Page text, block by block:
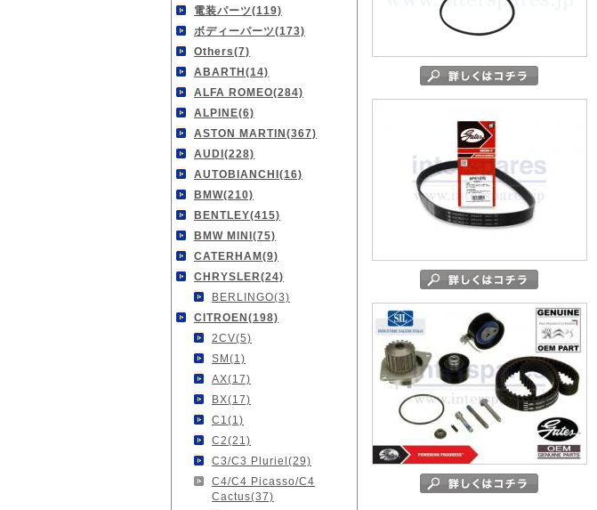
電装パーツ(119)
ボディーパーツ(173)
Others(7)
ABARTH(14)
ALFA ROMEO(284)
ALPINE(6)
ASTON MARTIN(367)
AUDI(228)
AUTOBIANCHI(16)
BMW(210)
BENTLEY(415)
BMW MINI(75)
CATERHAM(9)
CHRYSLER(24)
BERLINGO(3)
CITROEN(198)
2CV(5)
SM(1)
AX(17)
BX(17)
C1(1)
C2(21)
C3/C3 Pluriel(29)
C4/C4 Picasso/C4
Cactus(37)